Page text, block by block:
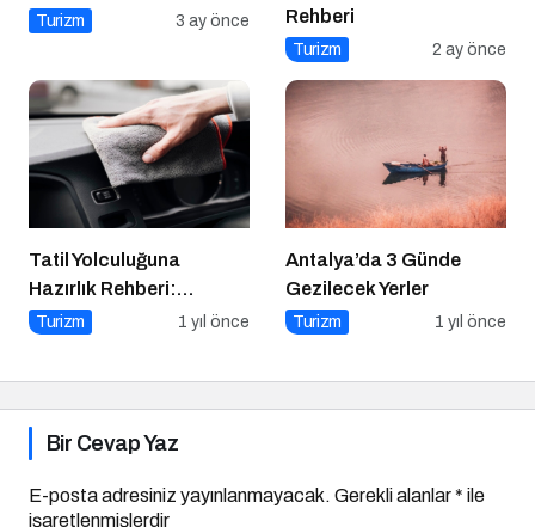
Turizm 3 ay önce
Rehberi
Turizm 2 ay önce
Tatil Yolculuğuna
Hazırlık Rehberi:
Aracınız İçin Almanız
Turizm 1 yıl önce
Antalya’da 3 Günde
Gezilecek Yerler
Turizm 1 yıl önce
Bir Cevap Yaz
E-posta adresiniz yayınlanmayacak. Gerekli alanlar* ile
işaretlenmişlerdir